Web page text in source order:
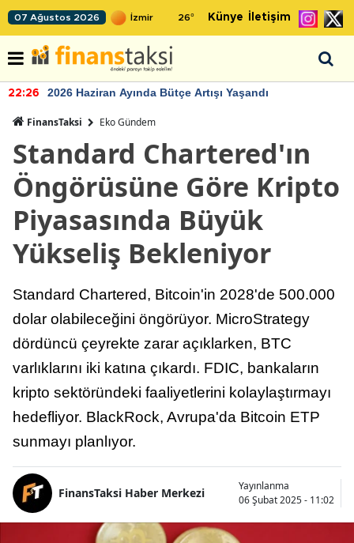
07 Ağustos 2026 26° Künye İletişim
22:26 2026 Haziran Ayında Bütçe Artışı Yaşandı
FinansTaksi Eko Gündem
Standard Chartered'ın
Öngörüsüne Göre Kripto
Piyasasında Büyük
Yükseliş Bekleniyor
Standard Chartered, Bitcoin'in 2028'de 500.000
dolar olabileceğini öngörüyor. MicroStrategy
dördüncü çeyrekte zarar açıklarken, BTC
varlıklarını iki katına çıkardı. FDIC, bankaların
kripto sektöründeki faaliyetlerini kolaylaştırmayı
hedefliyor. BlackRock, Avrupa'da Bitcoin ETP
sunmayı planlıyor.
FinansTaksi Haber Merkezi
Yayınlanma
06 Şubat 2025 - 11:02